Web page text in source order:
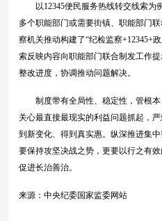
以12345便民服务热线转交线索为
多个职能部门或需要街镇、职能部门
察机关推动构建了“纪检监察+12345+
索反映内容向职能部门联合制发工作
整改进度，协调推动问题解决。
制度带有全局性、稳定性，管根本
关心最直接最现实的利益问题抓起，
到新变化、得到真实惠。纵深推进集
要保持攻坚决战之势，更要以行之有
促进长治善治。
来源：中央纪委国家监委网站